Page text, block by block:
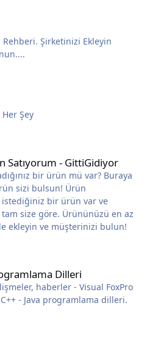
Şirketinizi Ekleyin
Şey
Satıyorum - GittiGidiyor
bir ürün mü var? Buraya
sizi bulsun! Ürün
istediğiniz bir ürün var ve
tam size göre. Ürününüzü en az
ekleyin ve müşterinizi bulun!
Dilleri
haberler - Visual FoxPro
- Java programlama dilleri.